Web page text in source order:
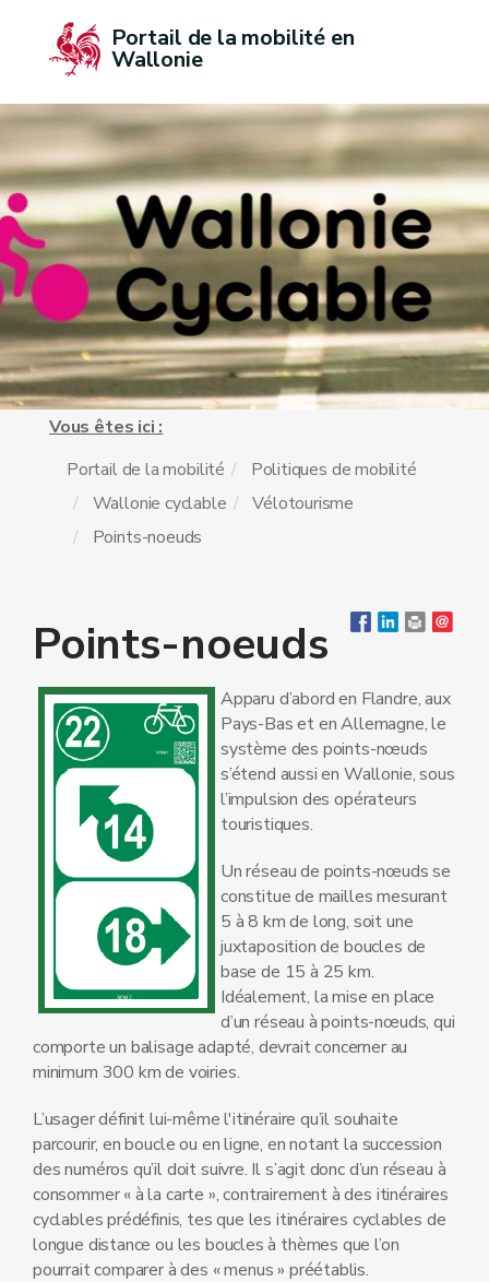
Portail de la mobilité en
Wallonie
Vous êtes ici :
Portail de la mobilité
Politiques de mobilité
Wallonie cyclable
Vélotourisme
Points-noeuds
Points-noeuds
Apparu d’abord en Flandre, aux
Pays-Bas et en Allemagne, le
système des points-nœuds
s’étend aussi en Wallonie, sous
l’impulsion des opérateurs
touristiques.
Un réseau de points-nœuds se
constitue de mailles mesurant
5 à 8 km de long, soit une
juxtaposition de boucles de
base de 15 à 25 km.
Idéalement, la mise en place
d’un réseau à points-nœuds, qui
comporte un balisage adapté, devrait concerner au
minimum 300 km de voiries.
L’usager définit lui-même l'itinéraire qu’il souhaite
parcourir, en boucle ou en ligne, en notant la succession
des numéros qu’il doit suivre. Il s’agit donc d’un réseau à
consommer « à la carte », contrairement à des itinéraires
cyclables prédéfinis, tes que les itinéraires cyclables de
longue distance ou les boucles à thèmes que l’on
pourrait comparer à des « menus » préétablis.